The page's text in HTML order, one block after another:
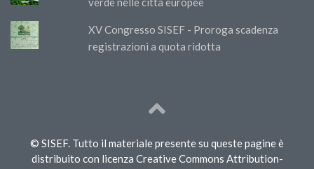
XV Congresso SISEF - Proroga scadenza
registrazioni a quota ridotta
© SISEF. Tutto il materiale presente su queste pagine è
distribuito con licenza Creative Commons Attribution-